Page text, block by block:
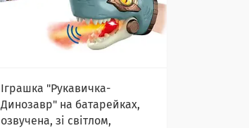
Іграшка "Рукавичка-
Динозавр" на батарейках,
озвучена, зі світлом,